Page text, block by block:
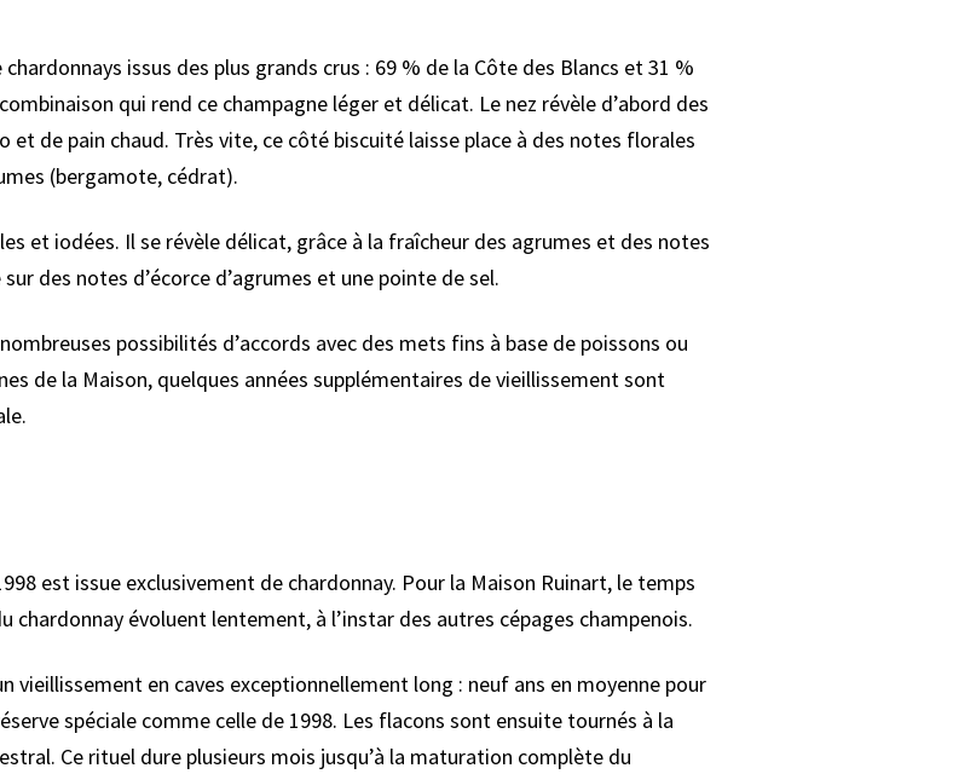
issus des plus grands crus : 69 % de la Côte des Blancs et 31 %
qui rend ce champagne léger et délicat. Le nez révèle d’abord des
de pain chaud. Très vite, ce côté biscuité laisse place à des notes florales
(bergamote, cédrat).
et iodées. Il se révèle délicat, grâce à la fraîcheur des agrumes et des notes
des notes d’écorce d’agrumes et une pointe de sel.
possibilités d’accords avec des mets fins à base de poissons ou
de la Maison, quelques années supplémentaires de vieillissement sont
est issue exclusivement de chardonnay. Pour la Maison Ruinart, le temps
chardonnay évoluent lentement, à l’instar des autres cépages champenois.
vieillissement en caves exceptionnellement long : neuf ans en moyenne pour
spéciale comme celle de 1998. Les flacons sont ensuite tournés à la
Ce rituel dure plusieurs mois jusqu’à la maturation complète du